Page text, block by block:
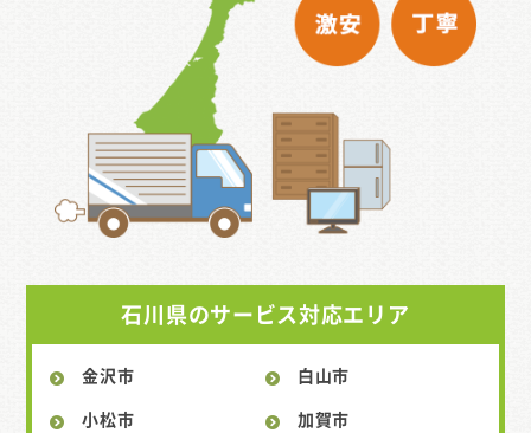
石川県のサービス対応エリア
金沢市
白山市
小松市
加賀市